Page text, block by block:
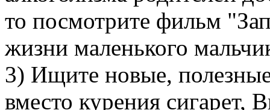
то посмотрите фильм
жизни маленького
3) Ищите новые,
вместо курения сигарет,